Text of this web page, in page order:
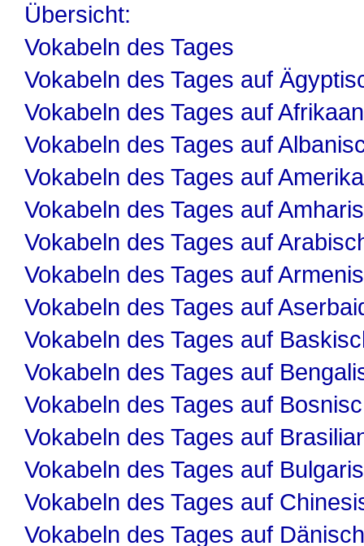
Übersicht:
Vokabeln des Tages
Vokabeln des Tages auf
Vokabeln des Tages auf
Vokabeln des Tages auf
Vokabeln des Tages auf
Vokabeln des Tages auf
Vokabeln des Tages auf
Vokabeln des Tages auf
Vokabeln des Tages auf
Vokabeln des Tages auf
Vokabeln des Tages auf
Vokabeln des Tages auf
Vokabeln des Tages auf
Vokabeln des Tages auf
Vokabeln des Tages auf
Vokabeln des Tages auf Dänisch